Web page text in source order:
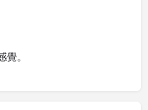
覺。